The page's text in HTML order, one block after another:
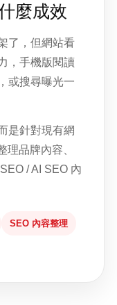
麼成效
了，但網站看
，手機版閱讀
或搜尋曝光一
是針對現有網
理品牌內容、
/ AI SEO 內
SEO 內容整理